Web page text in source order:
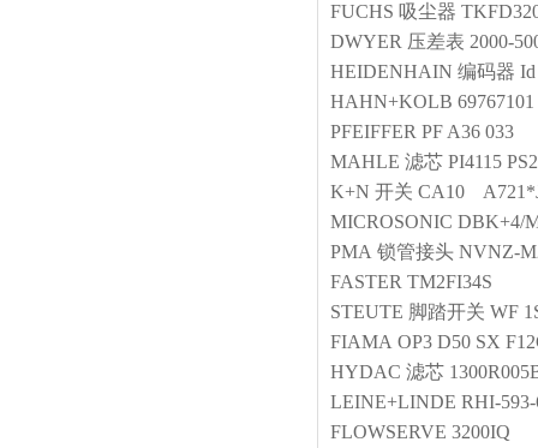
FUCHS 吸尘器
DWYER 压差表 2000-
HEIDENHAIN 编码器 Id
HAHN+KOLB 69767101
PFEIFFER PF A36 033
MAHLE 滤芯 PI4115
K+N 开关 CA10
MICROSONIC DBK+4/
PMA 锁管接头 NVNZ-
FASTER TM2FI34S
STEUTE 脚踏开关 WF
FIAMA OP3 D50 SX
HYDAC 滤芯
LEINE+LINDE RHI-
FLOWSERVE 3200IQ